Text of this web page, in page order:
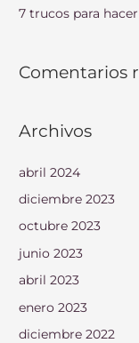
7 trucos para
Comentarios
Archivos
abril 2024
diciembre 2023
octubre 2023
junio 2023
abril 2023
enero 2023
diciembre 2022